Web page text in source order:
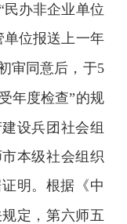
办非企业单位
单位报送上一年
审同意后，于5
年度检查”的规
设兵团社会组
本级社会组织
明。根据《中
定， 第六师五